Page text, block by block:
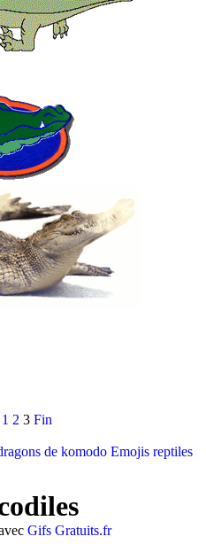
1 2 3 Fin
de komodo Emojis reptiles
Gifs Gratuits.fr